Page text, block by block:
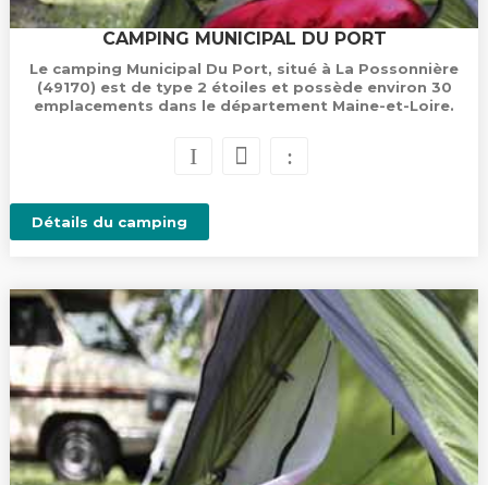
CAMPING MUNICIPAL DU PORT
Le camping Municipal Du Port, situé à La Possonnière
(49170) est de type 2 étoiles et possède environ 30
emplacements dans le département Maine-et-Loire.
Détails du camping